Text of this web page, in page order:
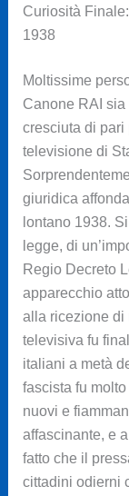
Curiosità
1938
Moltissime
Canone RAI
cresciuta di pari
televisione di
giuridica
lontano 1938.
legge, di
Regio Decreto
apparecchio
alla ricezione di
televisiva fu
italiani a metà
fascista fu
nuovi e
affascinante, e
fatto che il
cittadini odierni